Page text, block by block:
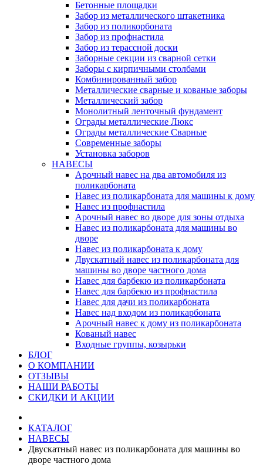
Бетонные площадки
Забор из металлического штакетника
Забор из поликорбоната
Забор из профнастила
Забор из терассной доски
Заборные секции из сварной сетки
Заборы с кирпичными столбами
Комбинированный забор
Металлические сварные и кованые заборы
Металлический забор
Монолитный ленточный фундамент
Ограды металлические Люкс
Ограды металлические Сварные
Современные заборы
Установка заборов
НАВЕСЫ
Арочный навес на два автомобиля из
поликарбоната
Навес из поликарбоната для машины к дому
Навес из профнастила
Арочный навес во дворе для зоны отдыха
Навес из поликарбоната для машины во
дворе
Навес из поликарбоната к дому
Двускатный навес из поликарбоната для
машины во дворе частного дома
Навес для барбекю из поликарбоната
Навес для барбекю из профнастила
Навес для дачи из поликарбоната
Навес над входом из поликарбоната
Арочный навес к дому из поликарбоната
Кованый навес
Входные группы, козырьки
БЛОГ
О КОМПАНИИ
ОТЗЫВЫ
НАШИ РАБОТЫ
СКИДКИ И АКЦИИ
КАТАЛОГ
НАВЕСЫ
Двускатный навес из поликарбоната для машины во
дворе частного дома